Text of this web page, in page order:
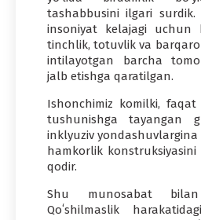
tashabbusini ilgari
insoniyat kelajagi uchun
tinchlik, totuvlik va
intilayotgan barcha
jalb etishga qaratilgan.
Ishonchimiz komilki,
tushunishga tayangan
inklyuziv yondashuvlargina
hamkorlik
qodir.
Shu munosabat bilan
Qoʻshilmaslik